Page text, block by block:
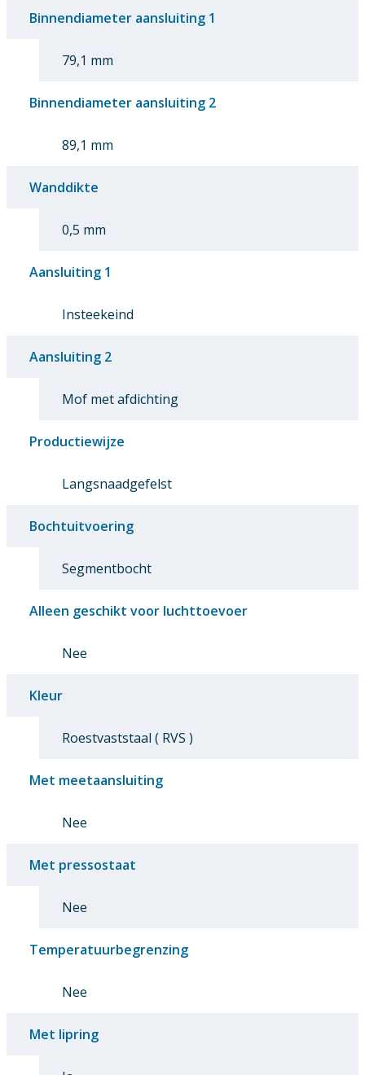
Binnendiameter aansluiting 1
79,1 mm
Binnendiameter aansluiting 2
89,1 mm
Wanddikte
0,5 mm
Aansluiting 1
Insteekeind
Aansluiting 2
Mof met afdichting
Productiewijze
Langsnaadgefelst
Bochtuitvoering
Segmentbocht
Alleen geschikt voor luchttoevoer
Nee
Kleur
Roestvaststaal ( RVS )
Met meetaansluiting
Nee
Met pressostaat
Nee
Temperatuurbegrenzing
Nee
Met lipring